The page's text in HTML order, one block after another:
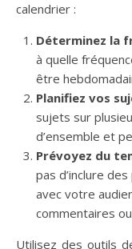
calendrier :
Déterminez la
à quelle
être
Planifiez vos
sujets sur
d’ensemble et
Prévoyez du
pas d’inclure
avec votre
commentaires
Utilisez des outils